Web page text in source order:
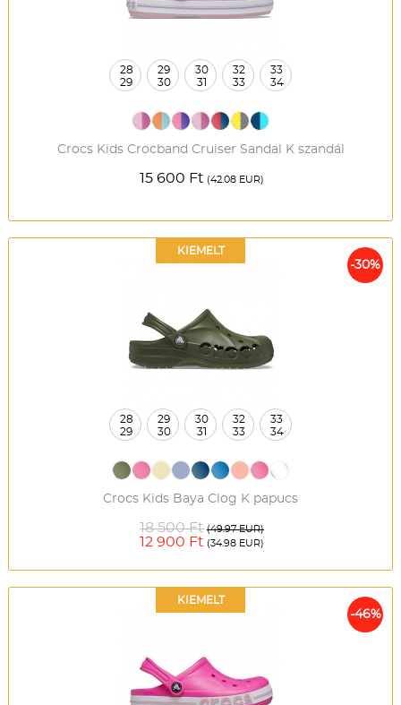
Crocs Kids Crocband Cruiser Sandal K szandál
15 600 Ft (42.08 EUR)
28
29
29
30
30
31
32
33
33
34
-30%
Crocs Kids Baya Clog K papucs
18 500 Ft (49.97 EUR)
12 900 Ft (34.98 EUR)
KIEMELT
28
29
29
30
30
31
32
33
33
34
-46%
KIEMELT